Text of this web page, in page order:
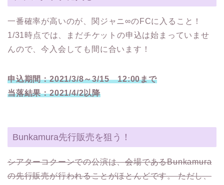
一番確率が高いのが、関ジャニ∞のFCに入ること！
1/31時点では、まだチケットの申込は始まっていませ
んので、今入会しても間に合います！
申込期間：2021/3/8～3/15 12:00まで
当落結果：2021/4/2以降
Bunkamura先行販売を狙う！
シアターコクーンでの公演は、会場であるBunkamura
の先行販売が行われることがほとんどです。 ただし、